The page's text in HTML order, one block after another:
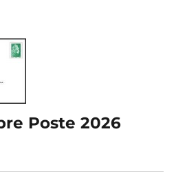
Poste 2026